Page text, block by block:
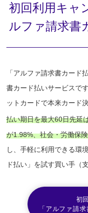
初回利用キャ
ルファ請求書
「アルファ請求書カード
書カード払いサービスで
ットカードで本来カード
払い期日を最大60日先延
が1.98%、社会・労働保
し、手軽に利用できる環
ド払い」を試す買い手（
初
「アルファ請